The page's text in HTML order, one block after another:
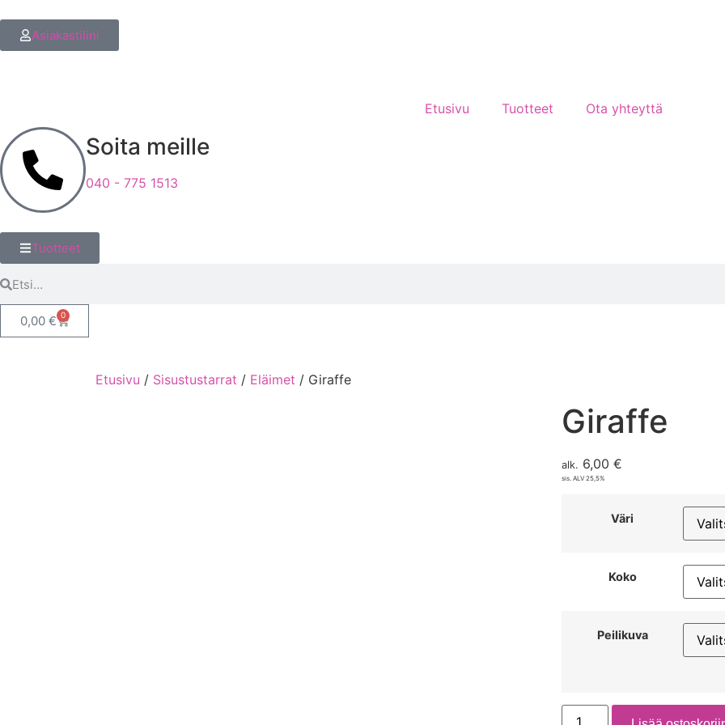
Asiakastilini
Etusivu Tuotteet Ota yhteyttä
Soita meille
040 - 775 1513
Tuotteet
0,00 € 0
Etusivu / Sisustustarrat / Eläimet / Giraffe
Giraffe
alk. 6,00€
sis. ALV 25,5%
Väri
Koko
Peilikuva